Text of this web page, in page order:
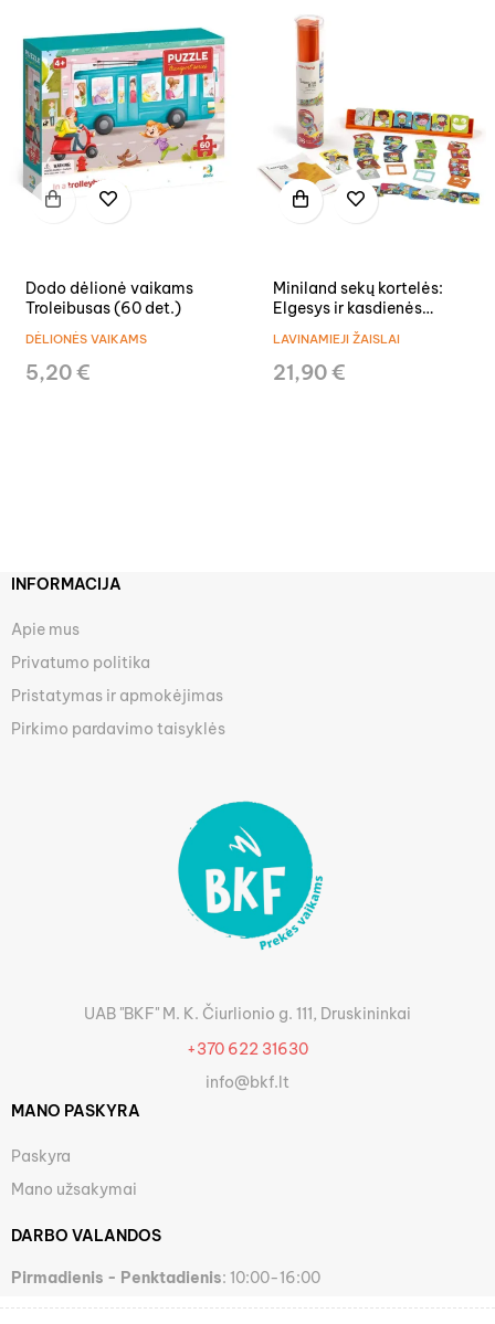
Dodo dėlionė vaikams
Troleibusas (60 det.)
DĖLIONĖS VAIKAMS
5,20 €
Miniland sekų kortelės:
Elgesys ir kasdienės
LAVINAMIEJI ŽAISLAI
21,90 €
INFORMACIJA
Apie mus
Privatumo politika
Pristatymas ir apmokėjimas
Pirkimo pardavimo taisyklės
UAB "BKF" M. K. Čiurlionio g. 111, Druskininkai
+370 622 31630
info@bkf.lt
MANO PASKYRA
Paskyra
Mano užsakymai
DARBO VALANDOS
Pirmadienis - Penktadienis: 10:00-16:00